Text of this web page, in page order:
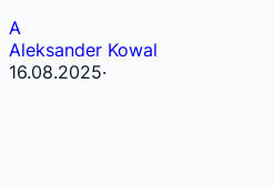
A
Aleksander Kowal
16.08.2025·